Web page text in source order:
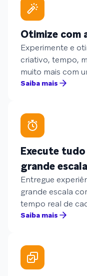
Otimize com
Experimente e
criativo, tempo,
muito mais com
Saiba mais
Execute
grande escala
Entregue
grande escala
tempo real de
Saiba mais